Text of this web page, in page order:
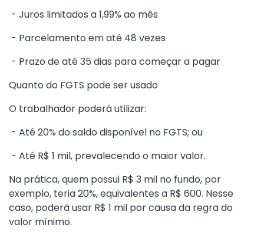
- Juros limitados a 1,99% ao mês
- Parcelamento em até 48 vezes
- Prazo de até 35 dias para começar a pagar
Quanto do FGTS pode ser usado
O trabalhador poderá utilizar:
- Até 20% do saldo disponível no FGTS; ou
- Até R$ 1 mil, prevalecendo o maior valor.
Na prática, quem possui R$ 3 mil no fundo, por
exemplo, teria 20%, equivalentes a R$ 600. Nesse
caso, poderá usar R$ 1 mil por causa da regra do
valor mínimo.